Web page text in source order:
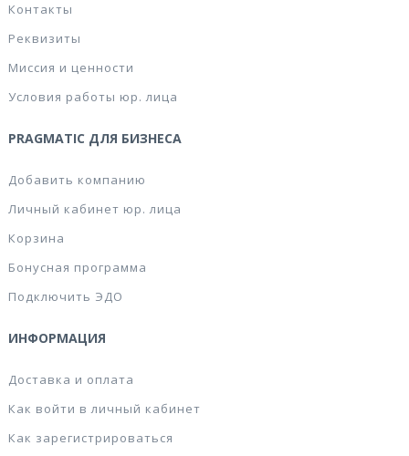
Контакты
Реквизиты
Миссия и ценности
Условия работы юр. лица
PRAGMATIC ДЛЯ БИЗНЕСА
Добавить компанию
Личный кабинет юр. лица
Корзина
Бонусная программа
Подключить ЭДО
ИНФОРМАЦИЯ
Доставка и оплата
Как войти в личный кабинет
Как зарегистрироваться